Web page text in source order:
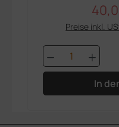
Preise inkl.
Produkt
In